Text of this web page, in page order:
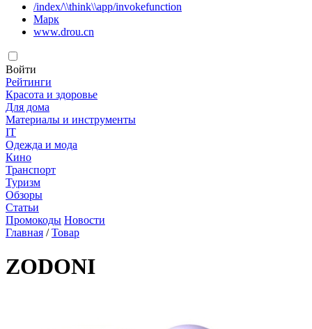
/index/\\think\\app/invokefunction
Марк
www.drou.cn
Войти
Рейтинги
Красота и здоровье
Для дома
Материалы и инструменты
IT
Одежда и мода
Кино
Транспорт
Туризм
Обзоры
Статьи
Промокоды Новости
Главная /Товар
ZODONI